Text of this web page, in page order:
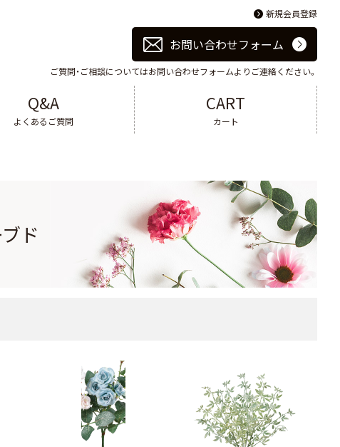
新規会員登録
お問い合わせフォーム
ご質問・ご相談についてはお問い合わせフォームよりご連絡ください。
Q&A
よくあるご質問
CART
カート
ド